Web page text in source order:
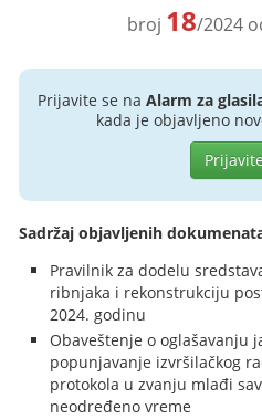
broj 18/2024
Prijavite se na Alarm za
kada je objavljeno
Sadržaj objavljenih
Pravilnik za dodelu
ribnjaka i rekonstrukciju
2024. godinu
Obaveštenje o oglašavanju
popunjavanje izvršilačkog
protokola u zvanju mlađi
neodređeno vreme